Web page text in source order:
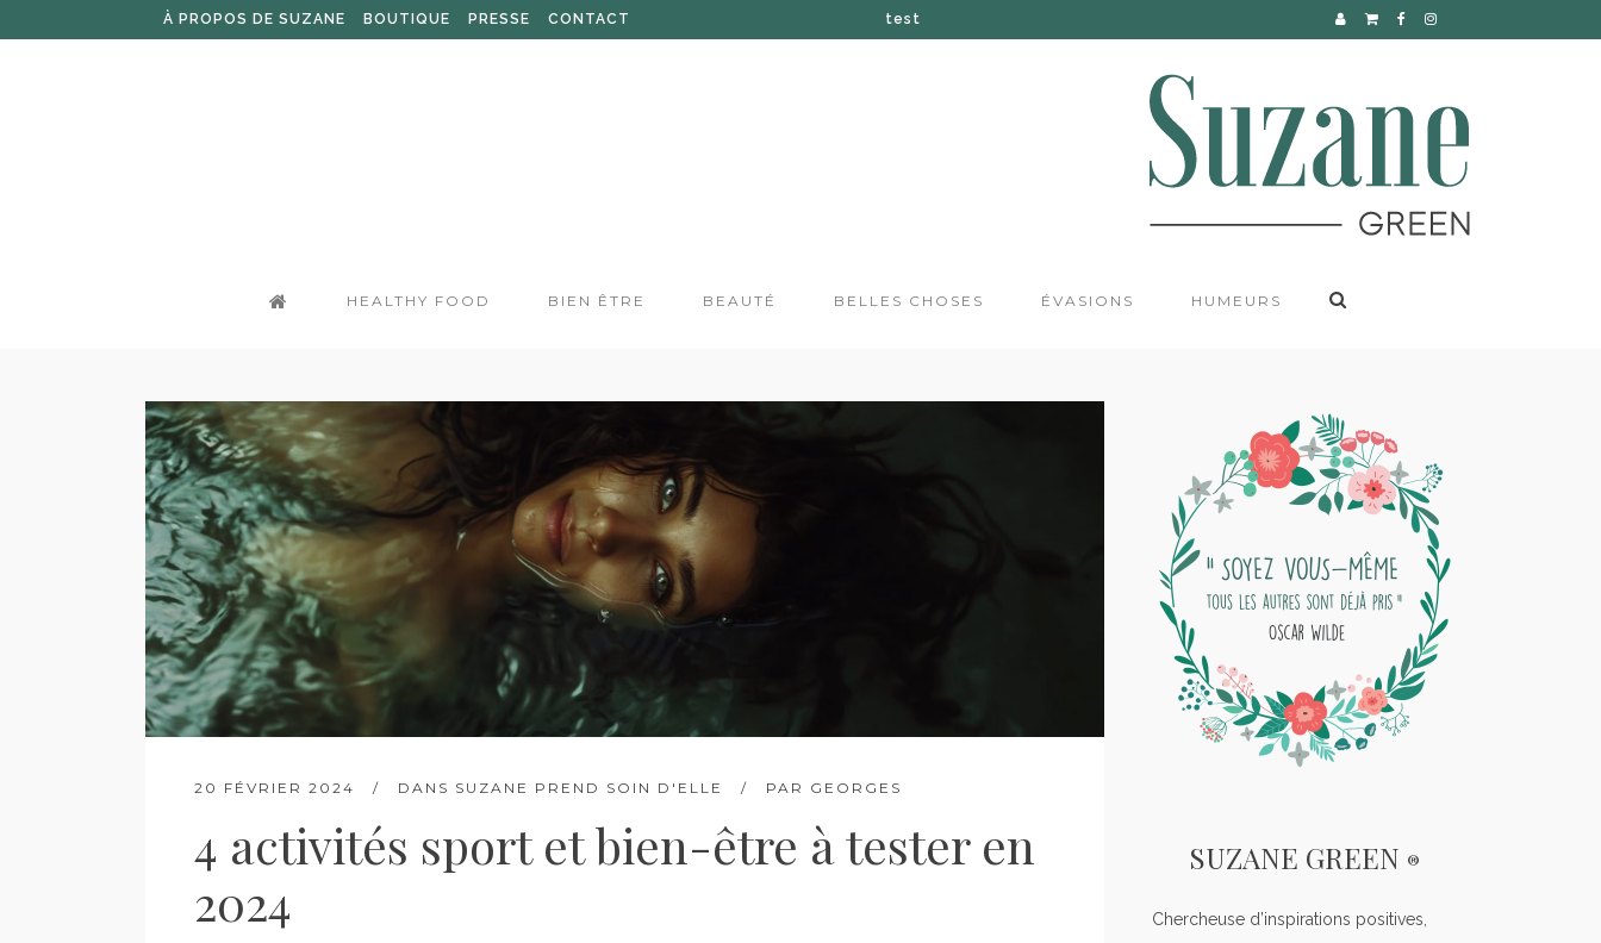
À PROPOS DE SUZANE BOUTIQUE PRESSE CONTACT test
HEALTHY FOOD BIEN ÊTRE BEAUTÉ BELLES CHOSES ÉVASIONS HUMEURS
20 FÉVRIER 2024 DANS SUZANE PREND SOIN D'ELLE PAR GEORGES
4 activités sport et bien-être à tester en
2024
SUZANE GREEN ®
Chercheuse d’inspirations positives,